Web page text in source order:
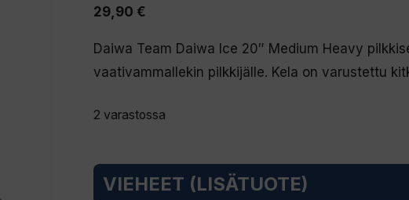
29,90 €
Daiwa Team Daiwa Ice 20″ Medium Heavy
vaativammallekin pilkkijälle. Kela on varustettu
2 varastossa
VIEHEET (LISÄTUOTE)